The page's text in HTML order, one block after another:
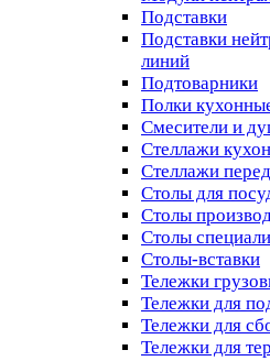
Подставки
Подставки
линий
Подтоварники
Полки
Смесители и
Стеллажи
Стеллажи
Столы для
Столы
Столы
Столы-вставки
Тележки
Тележки для
Тележки для
Тележки для